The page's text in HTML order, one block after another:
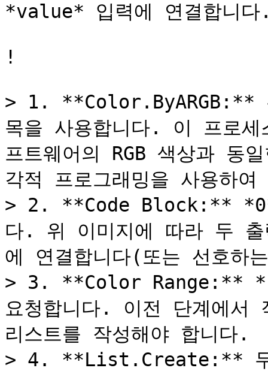
*value* 입력에 연결합니
!
> 1. **Color.ByARGB:**
목을 사용합니다. 이 프로
프트웨어의 RGB 색상과 동
각적 프로그래밍을 사용하
> 2. **Code Block:**
다. 위 이미지에 따라 두
에 연결합니다(또는 선호
> 3. **Color Range:**
요청합니다. 이전 단계에서
리스트를 작성해야 합니다.
> 4. **List.Create:** 두